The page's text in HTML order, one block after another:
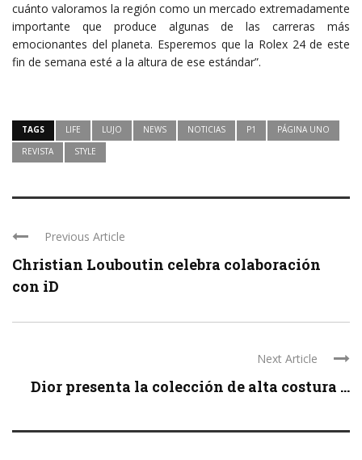
cuánto valoramos la región como un mercado extremadamente
importante que produce algunas de las carreras más
emocionantes del planeta. Esperemos que la Rolex 24 de este
fin de semana esté a la altura de ese estándar”.
TAGS LIFE LUJO NEWS NOTICIAS P1
PÁGINA UNO
REVISTA
STYLE
Previous Article
Christian Louboutin celebra colaboración
con iD
Next Article
Dior presenta la colección de alta costura ...